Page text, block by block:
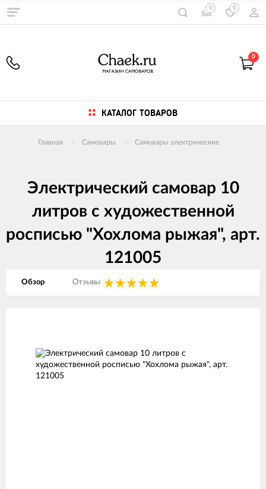
0 0
0
КАТАЛОГ ТОВАРОВ
Главная Самовары Самовары электрические
Электрический самовар 10
литров с художественной
росписью "Хохлома рыжая", арт.
121005
Обзор Отзывы